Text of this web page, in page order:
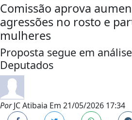
Comissão aprova
agressões no rosto e
mulheres
Proposta segue em
Deputados
PorJC Atibaia Em 21/05/2026 17:34